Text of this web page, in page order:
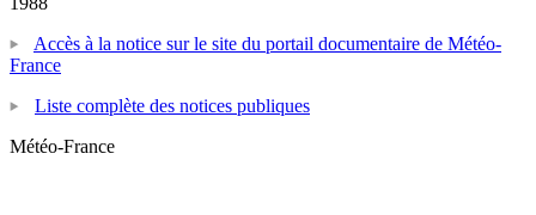
Accès à la notice sur le site du portail documentaire de Météo-
France
Liste complète des notices publiques
Météo-France